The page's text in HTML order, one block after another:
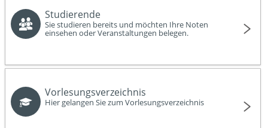
Studierende
Sie studieren bereits und möchten Ihre Noten
einsehen oder Veranstaltungen belegen.
Vorlesungsverzeichnis
Hier gelangen Sie zum Vorlesungsverzeichnis